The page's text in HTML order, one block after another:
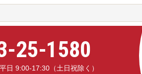
25-1580
日 9:00-17:30（土日祝除く）